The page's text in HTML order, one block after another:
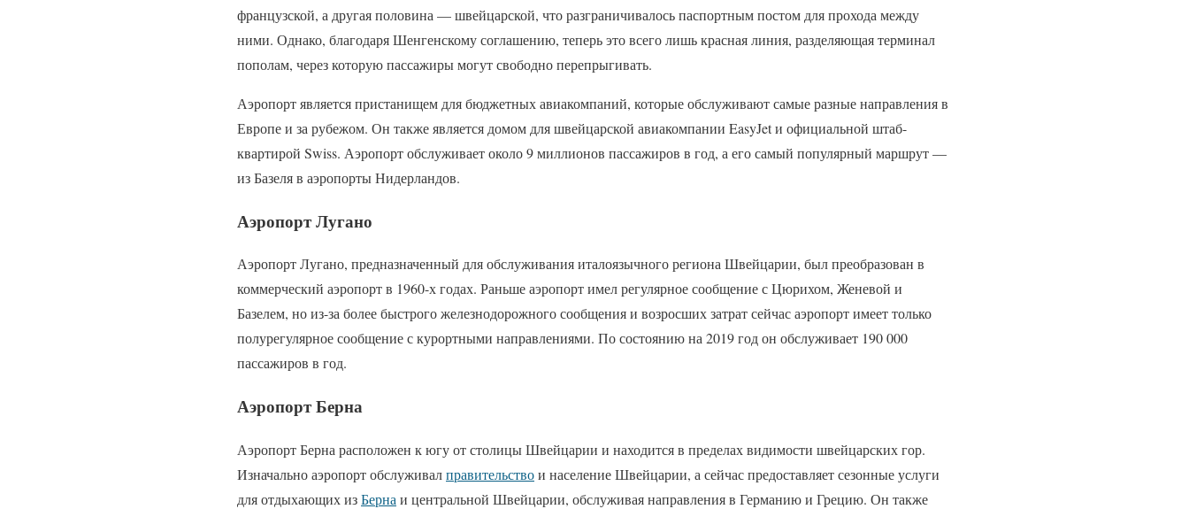
французской, а другая половина — швейцарской, что разграничивалось паспортным постом для прохода между
ними. Однако, благодаря Шенгенскому соглашению, теперь это всего лишь красная линия, разделяющая терминал
пополам, через которую пассажиры могут свободно перепрыгивать.
Аэропорт является пристанищем для бюджетных авиакомпаний, которые обслуживают самые разные направления в
Европе и за рубежом. Он также является домом для швейцарской авиакомпании EasyJet и официальной штаб-
квартирой Swiss. Аэропорт обслуживает около 9 миллионов пассажиров в год, а его самый популярный маршрут —
из Базеля в аэропорты Нидерландов.
Аэропорт Лугано
Аэропорт Лугано, предназначенный для обслуживания италоязычного региона Швейцарии, был преобразован в
коммерческий аэропорт в 1960-х годах. Раньше аэропорт имел регулярное сообщение с Цюрихом, Женевой и
Базелем, но из-за более быстрого железнодорожного сообщения и возросших затрат сейчас аэропорт имеет только
полурегулярное сообщение с курортными направлениями. По состоянию на 2019 год он обслуживает 190 000
пассажиров в год.
Аэропорт Берна
Аэропорт Берна расположен к югу от столицы Швейцарии и находится в пределах видимости швейцарских гор.
Изначально аэропорт обслуживалправительствои население Швейцарии, а сейчас предоставляет сезонные услуги
для отдыхающих изБерна и центральной Швейцарии, обслуживая направления в Германию и Грецию. Он также